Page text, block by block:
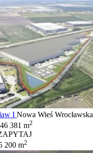
I Nowa Wieś Wrocławska
46 381 m2
200 m2